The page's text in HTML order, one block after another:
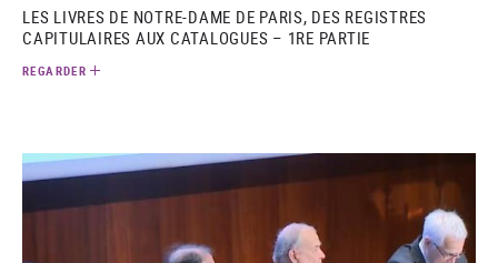
LES LIVRES DE NOTRE-DAME DE PARIS, DES REGISTRES
CAPITULAIRES AUX CATALOGUES – 1RE PARTIE
REGARDER